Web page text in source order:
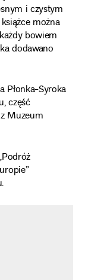
i czystym
można
bowiem
dodawano
Płonka-Syroka
część
Muzeum
.